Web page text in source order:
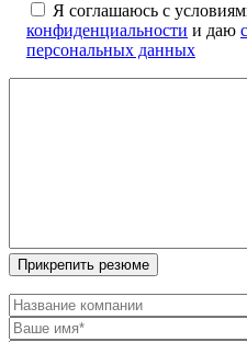
Я соглашаюсь с
конфиденциальности и даю
персональных данных